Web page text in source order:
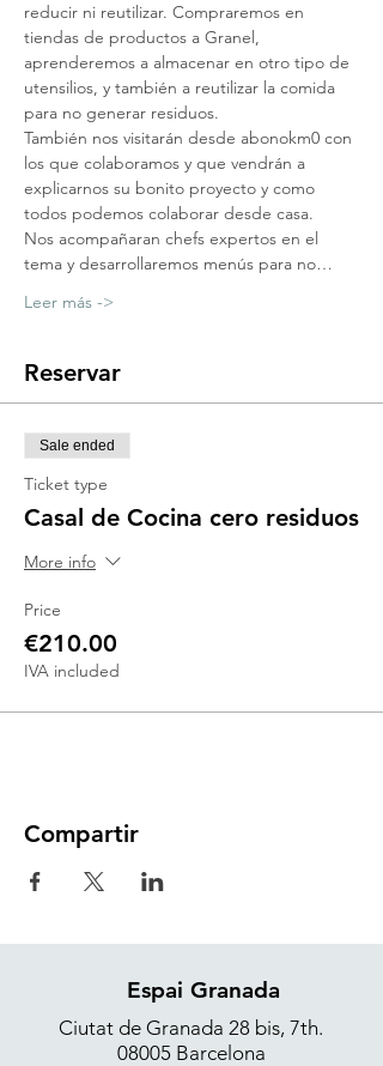
reducir ni reutilizar. Compraremos en
tiendas de productos a Granel,
aprenderemos a almacenar en otro tipo de
utensilios, y también a reutilizar la comida
para no generar residuos.
También nos visitarán desde abonokm0 con
los que colaboramos y que vendrán a
explicarnos su bonito proyecto y como
todos podemos colaborar desde casa.
Nos acompañaran chefs expertos en el
tema y desarrollaremos menús para no…
Leer más ->
Reservar
Sale ended
Ticket type
Casal de Cocina cero residuos
More info
Price
€210.00
IVA included
Compartir
Espai Granada
Ciutat de Granada 28 bis, 7th.
08005 Barcelona